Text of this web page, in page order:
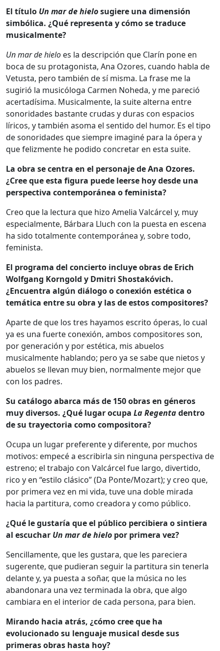
El título Un mar de hielosugiere una dimensión
simbólica. ¿Qué representa y cómo se traduce
musicalmente?
Un mar de hielo es la descripción que Clarín pone en
boca de su protagonista, Ana Ozores, cuando habla de
Vetusta, pero también de sí misma. La frase me la
sugirió la musicóloga Carmen Noheda, y me pareció
acertadísima. Musicalmente, la suite alterna entre
sonoridades bastante crudas y duras con espacios
líricos, y también asoma el sentido del humor. Es el tipo
de sonoridades que siempre imaginé para la ópera y
que felizmente he podido concretar en esta suite.
La obra se centra en el personaje de Ana Ozores.
¿Cree que esta figura puede leerse hoy desde una
perspectiva contemporánea o feminista?
Creo que la lectura que hizo Amelia Valcárcel y, muy
especialmente, Bárbara Lluch con la puesta en escena
ha sido totalmente contemporánea y, sobre todo,
feminista.
El programa del concierto incluye obras de Erich
Wolfgang Korngold y Dmitri Shostakóvich.
¿Encuentra algún diálogo o conexión estética o
temática entre su obra y las de estos compositores?
Aparte de que los tres hayamos escrito óperas, lo cual
ya es una fuerte conexión, ambos compositores son,
por generación y por estética, mis abuelos
musicalmente hablando; pero ya se sabe que nietos y
abuelos se llevan muy bien, normalmente mejor que
con los padres.
Su catálogo abarca más de 150 obras en géneros
muy diversos. ¿Qué lugar ocupa La Regentadentro
de su trayectoria como compositora?
Ocupa un lugar preferente y diferente, por muchos
motivos: empecé a escribirla sin ninguna perspectiva de
estreno; el trabajo con Valcárcel fue largo, divertido,
rico y en “estilo clásico” (Da Ponte/Mozart); y creo que,
por primera vez en mi vida, tuve una doble mirada
hacia la partitura, como creadora y como público.
¿Qué le gustaría que el público percibiera o sintiera
al escuchar Un mar de hielo por primera vez?
Sencillamente, que les gustara, que les pareciera
sugerente, que pudieran seguir la partitura sin tenerla
delante y, ya puesta a soñar, que la música no les
abandonara una vez terminada la obra, que algo
cambiara en el interior de cada persona, para bien.
Mirando hacia atrás, ¿cómo cree que ha
evolucionado su lenguaje musical desde sus
primeras obras hasta hoy?